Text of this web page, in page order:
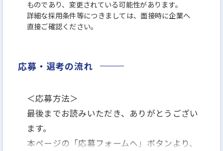
ものであり、変更されている可能性があります。
詳細な採用条件等につきましては、面接時に企業へ
直接ご確認ください。
応募・選考の流れ
＜応募方法＞
最後までお読みいただき、ありがとうござい
ます。
本ページの「応募フォームヘ」ボタンより、